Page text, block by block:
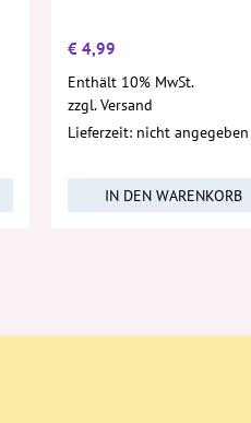
€ 4,99
Enthält 10% MwSt.
zzgl.Versand
Lieferzeit: nicht angegeben
IN DEN WARENKORB